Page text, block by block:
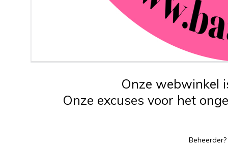
Onze webwinkel
Onze excuses voor het
Beheerder?